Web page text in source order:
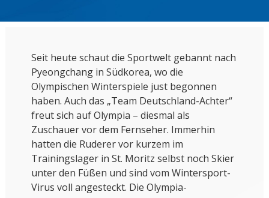
Seit heute schaut die Sportwelt gebannt nach
Pyeongchang in Südkorea, wo die
Olympischen Winterspiele just begonnen
haben. Auch das „Team Deutschland-Achter“
freut sich auf Olympia – diesmal als
Zuschauer vor dem Fernseher. Immerhin
hatten die Ruderer vor kurzem im
Trainingslager in St. Moritz selbst noch Skier
unter den Füßen und sind vom Wintersport-
Virus voll angesteckt. Die Olympia-